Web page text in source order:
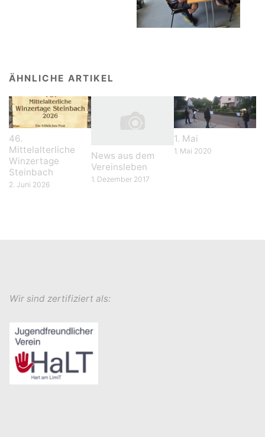
ÄHNLICHE ARTIKEL
46.
Mittelalterliche
Winzertage
Steinbach
2. Juni 2026
News aus dem
Vereinsleben
1. Dezember 2017
1. Mai
1. Mai 2020
Wir sind zertifiziert als: